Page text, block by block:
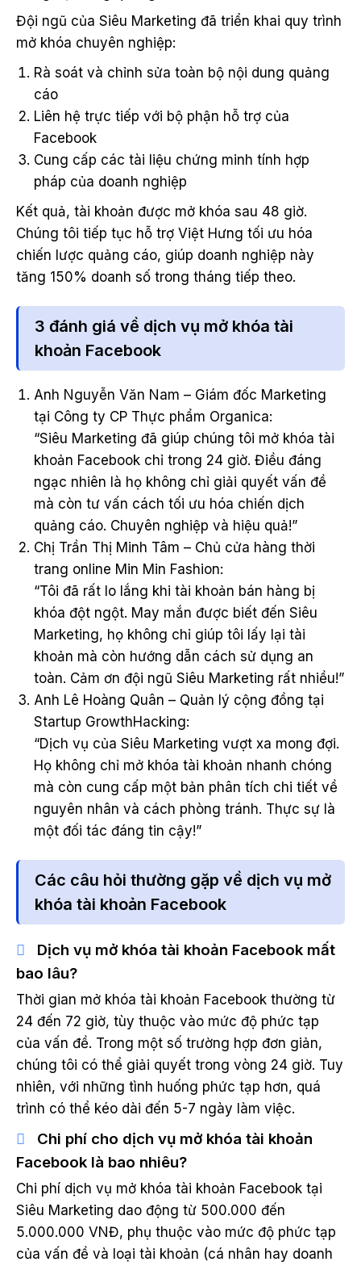
Đội ngũ của Siêu Marketing đã triển khai quy trình
mở khóa chuyên nghiệp:
Rà soát và chỉnh sửa toàn bộ nội dung quảng
cáo
Liên hệ trực tiếp với bộ phận hỗ trợ của
Facebook
Cung cấp các tài liệu chứng minh tính hợp
pháp của doanh nghiệp
Kết quả, tài khoản được mở khóa sau 48 giờ.
Chúng tôi tiếp tục hỗ trợ Việt Hưng tối ưu hóa
chiến lược quảng cáo, giúp doanh nghiệp này
tăng 150% doanh số trong tháng tiếp theo.
3 đánh giá về dịch vụ mở khóa tài
khoản Facebook
Anh Nguyễn Văn Nam – Giám đốc Marketing
tại Công ty CP Thực phẩm Organica:
“Siêu Marketing đã giúp chúng tôi mở khóa tài
khoản Facebook chỉ trong 24 giờ. Điều đáng
ngạc nhiên là họ không chỉ giải quyết vấn đề
mà còn tư vấn cách tối ưu hóa chiến dịch
quảng cáo. Chuyên nghiệp và hiệu quả!”
Chị Trần Thị Minh Tâm – Chủ cửa hàng thời
trang online Min Min Fashion:
“Tôi đã rất lo lắng khi tài khoản bán hàng bị
khóa đột ngột. May mắn được biết đến Siêu
Marketing, họ không chỉ giúp tôi lấy lại tài
khoản mà còn hướng dẫn cách sử dụng an
toàn. Cảm ơn đội ngũ Siêu Marketing rất nhiều!”
Anh Lê Hoàng Quân – Quản lý cộng đồng tại
Startup GrowthHacking:
“Dịch vụ của Siêu Marketing vượt xa mong đợi.
Họ không chỉ mở khóa tài khoản nhanh chóng
mà còn cung cấp một bản phân tích chi tiết về
nguyên nhân và cách phòng tránh. Thực sự là
một đối tác đáng tin cậy!”
Các câu hỏi thường gặp về dịch vụ mở
khóa tài khoản Facebook
Dịch vụ mở khóa tài khoản Facebook mất
bao lâu?
Thời gian mở khóa tài khoản Facebook thường từ
24 đến 72 giờ, tùy thuộc vào mức độ phức tạp
của vấn đề. Trong một số trường hợp đơn giản,
chúng tôi có thể giải quyết trong vòng 24 giờ. Tuy
nhiên, với những tình huống phức tạp hơn, quá
trình có thể kéo dài đến 5-7 ngày làm việc.
Chi phí cho dịch vụ mở khóa tài khoản
Facebook là bao nhiêu?
Chi phí dịch vụ mở khóa tài khoản Facebook tại
Siêu Marketing dao động từ 500.000 đến
5.000.000 VNĐ, phụ thuộc vào mức độ phức tạp
của vấn đề và loại tài khoản (cá nhân hay doanh